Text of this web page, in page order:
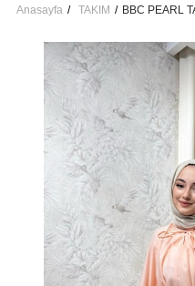
Anasayfa TAKIM BBC PEARL